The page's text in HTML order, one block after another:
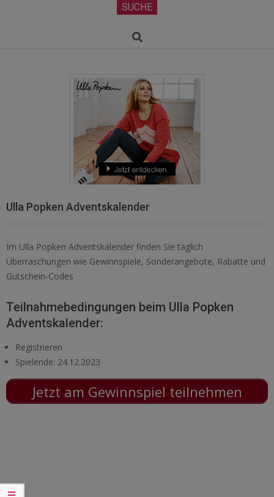
SUCHE
Search
Ulla Popken Adventskalender
Im Ulla Popken Adventskalender finden Sie täglich
Überraschungen wie Gewinnspiele, Sonderangebote, Rabatte und
Gutschein-Codes
Teilnahmebedingungen beim Ulla Popken
Adventskalender:
Registrieren
Spielende: 24.12.2023
Jetzt am Gewinnspiel teilnehmen